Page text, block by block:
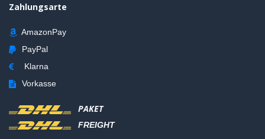
Zahlungsarte
AmazonPay
PayPal
Klarna
Vorkasse
PAKET
FREIGHT